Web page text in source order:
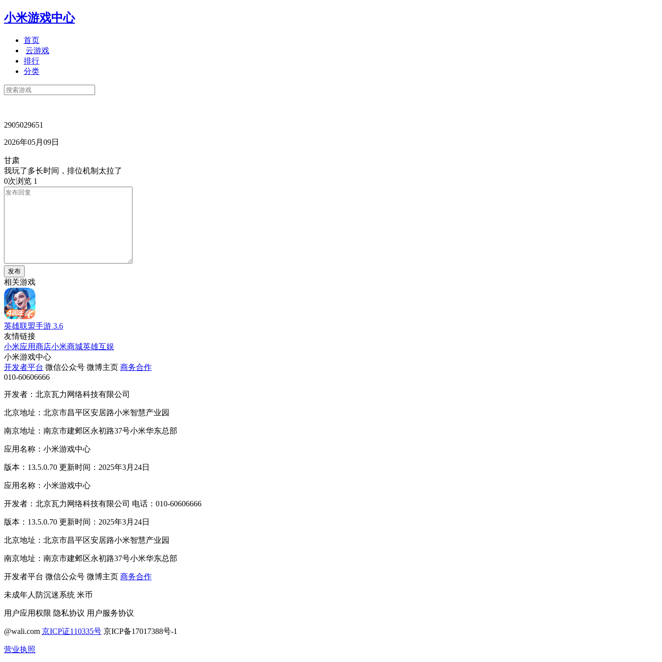
小米游戏中心
首页
云游戏
排行
分类
2905029651
2026年05月09日
甘肃
我玩了多长时间，排位机制太拉了
0次浏览 1
发布
相关游戏
英雄联盟手游 3.6
友情链接
小米应用商店小米商城英雄互娱
小米游戏中心
开发者平台 微信公众号 微博主页 商务合作
010-60606666
开发者：北京瓦力网络科技有限公司
北京地址：北京市昌平区安居路小米智慧产业园
南京地址：南京市建邺区永初路37号小米华东总部
应用名称：小米游戏中心
版本：13.5.0.70 更新时间：2025年3月24日
应用名称：小米游戏中心
开发者：北京瓦力网络科技有限公司 电话：010-60606666
版本：13.5.0.70 更新时间：2025年3月24日
北京地址：北京市昌平区安居路小米智慧产业园
南京地址：南京市建邺区永初路37号小米华东总部
开发者平台 微信公众号 微博主页 商务合作
未成年人防沉迷系统 米币
用户应用权限 隐私协议 用户服务协议
@wali.com 京ICP证110335号 京ICP备17017388号-1
营业执照